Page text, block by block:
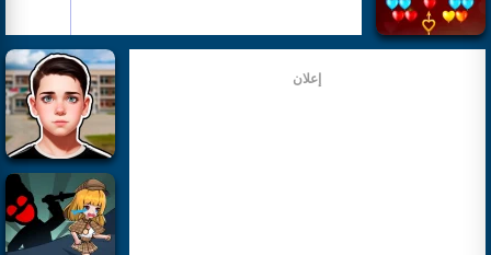
إعلان